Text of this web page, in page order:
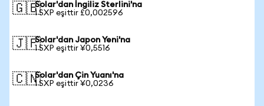
🇬🇧Solar'dan İngiliz Sterlini'na
1 SXP eşittir £0,002596
🇯🇵Solar'dan Japon Yeni'na
1 SXP eşittir ¥0,5516
🇨🇳Solar'dan Çin Yuanı'na
1 SXP eşittir ¥0,0236